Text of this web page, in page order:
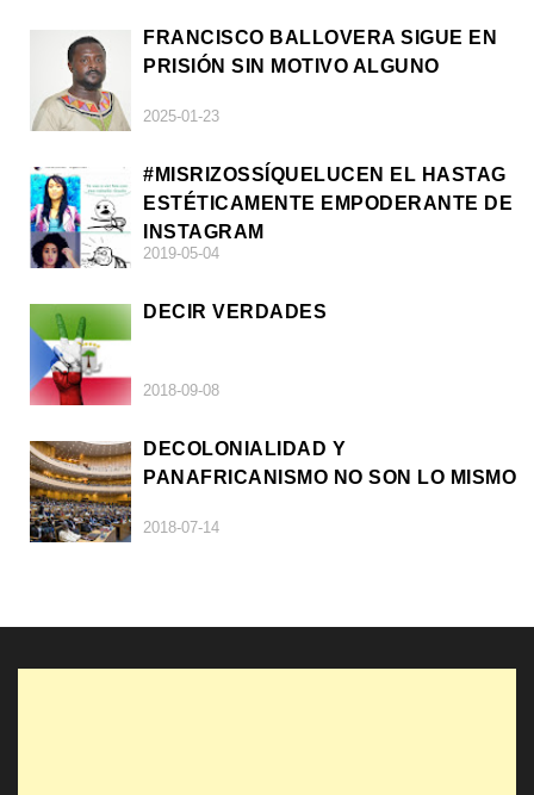
FRANCISCO BALLOVERA SIGUE EN
PRISIÓN SIN MOTIVO ALGUNO
2025-01-23
#MISRIZOSSÍQUELUCEN EL HASTAG
ESTÉTICAMENTE EMPODERANTE DE
INSTAGRAM
2019-05-04
DECIR VERDADES
2018-09-08
DECOLONIALIDAD Y
PANAFRICANISMO NO SON LO MISMO
2018-07-14